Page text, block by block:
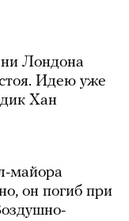
Лондона
Идею уже
Хан
майора
он погиб при